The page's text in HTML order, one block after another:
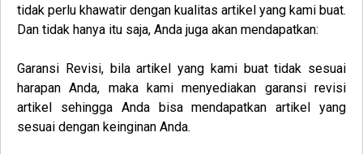
tidak perlu khawatir dengan kualitas artikel yang kami buat.
Dan tidak hanya itu saja, Anda juga akan mendapatkan:
Garansi Revisi, bila artikel yang kami buat tidak sesuai
harapan Anda, maka kami menyediakan garansi revisi
artikel sehingga Anda bisa mendapatkan artikel yang
sesuai dengan keinginan Anda.